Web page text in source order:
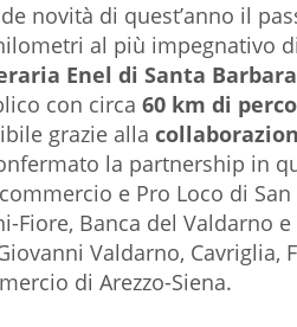
novità di quest’anno il
al più impegnativo
Enel di Santa Barbara
con circa 60 km di
grazie alla
la partnership in
e Pro Loco di
Fiore, Banca del Valdarno
Valdarno, Cavriglia,
di Arezzo-Siena.